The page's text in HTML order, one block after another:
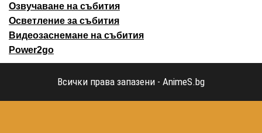
Озвучаване на събития
Осветление за събития
Видеозаснемане на събития
Power2go
Всички права запазени - AnimeS.bg